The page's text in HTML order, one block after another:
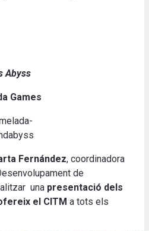
Abyss
Games
Fernández, coordinadora
de
una presentació dels
el CITM a tots els